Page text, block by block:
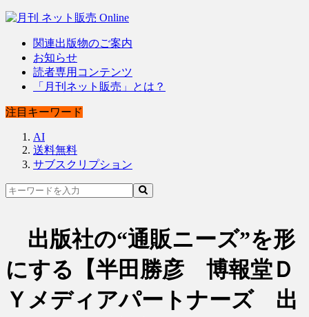
関連出版物のご案内
お知らせ
読者専用コンテンツ
「月刊ネット販売」とは？
注目キーワード
AI
送料無料
サブスクリプション
出版社の“通販ニーズ”を形
にする【半田勝彦 博報堂Ｄ
Ｙメディアパートナーズ 出